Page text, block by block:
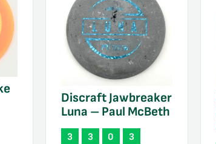
Discraft Jawbreaker
Luna – Paul McBeth
3 3 0 3